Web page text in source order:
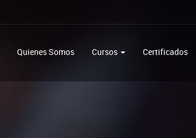
Quienes Somos Cursos Certificados